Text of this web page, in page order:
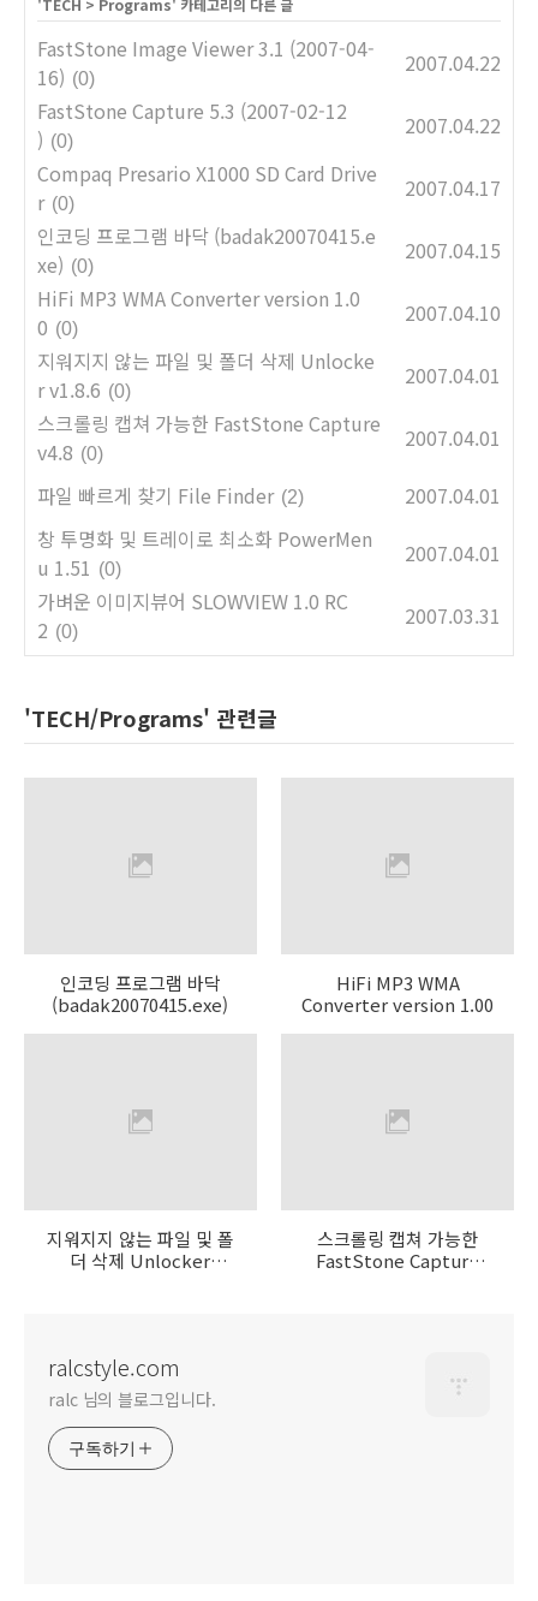
'TECH > Programs' 카테고리의 다른 글
FastStone Image Viewer 3.1 (2007-04-
16) (0)
2007.04.22
FastStone Capture 5.3 (2007-02-12
) (0)
2007.04.22
Compaq Presario X1000 SD Card Drive
r (0)
2007.04.17
인코딩 프로그램 바닥 (badak20070415.e
xe) (0)
2007.04.15
HiFi MP3 WMA Converter version 1.0
0 (0)
2007.04.10
지워지지 않는 파일 및 폴더 삭제 Unlocke
r v1.8.6 (0)
2007.04.01
스크롤링 캡쳐 가능한 FastStone Capture
v4.8 (0)
2007.04.01
파일 빠르게 찾기 File Finder (2)
2007.04.01
창 투명화 및 트레이로 최소화 PowerMen
u 1.51 (0)
2007.04.01
가벼운 이미지뷰어 SLOWVIEW 1.0 RC
2 (0)
2007.03.31
'TECH/Programs' 관련글
인코딩 프로그램 바닥
(badak20070415.exe)
HiFi MP3 WMA
Converter version 1.00
지워지지 않는 파일 및 폴
더 삭제 Unlocker
스크롤링 캡쳐 가능한
FastStone Capture
ralcstyle.com
ralc 님의 블로그입니다.
구독하기